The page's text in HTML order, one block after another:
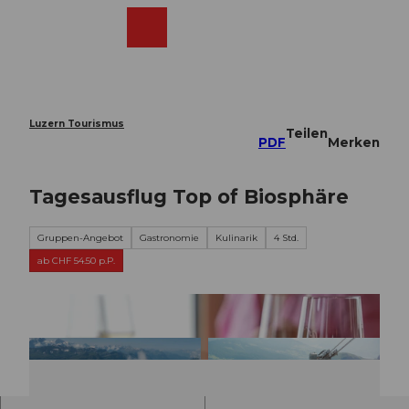
Luzern Tourismus
PDF
Teilen
Merken
Tagesausflug Top of Biosphäre
Gruppen-Angebot Gastronomie Kulinarik
4 Std.
ab CHF 54.50 p.P.